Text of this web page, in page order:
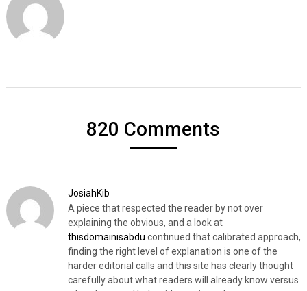
820 Comments
JosiahKib
A piece that respected the reader by not over
explaining the obvious, and a look at
thisdomainisabdu continued that calibrated approach,
finding the right level of explanation is one of the
harder editorial calls and this site has clearly thought
carefully about what readers will already know versus